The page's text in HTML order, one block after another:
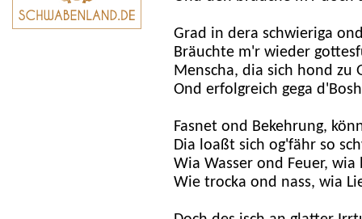
Grad in dera schwieriga
Bräuchte m'r wieder
Menscha, dia sich hond zu
Ond erfolgreich gega
Fasnet ond Bekehrung,
Dia loaßt sich og'fähr so
Wia Wasser ond Feuer,
Wie trocka ond nass, wia